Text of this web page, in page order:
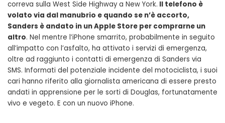
correva sulla West Side Highway a New York. Il telefono è
volato via dal manubrio e quando se n’è accorto,
Sanders è andato in un Apple Store per comprarne un
altro. Nel mentre l’iPhone smarrito, probabilmente in seguito
all’impatto con l’asfalto, ha attivato i servizi di emergenza,
oltre ad raggiunto i contatti di emergenza di Sanders via
SMS. Informati del potenziale incidente del motociclista, i suoi
cari hanno riferito alla giornalista americana di essere presto
andati in apprensione per le sorti di Douglas, fortunatamente
vivo e vegeto. E con un nuovo iPhone.